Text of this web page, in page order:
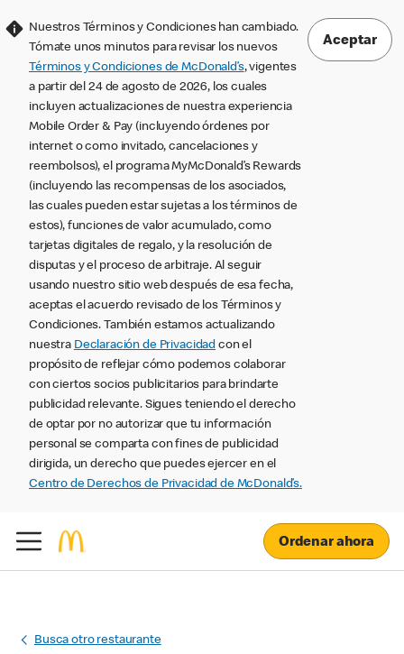
Nuestros Términos y Condiciones han cambiado.
Tómate unos minutos para revisar los nuevos
Términos y Condiciones de McDonald’s, vigentes
a partir del 24 de agosto de 2026, los cuales
incluyen actualizaciones de nuestra experiencia
Mobile Order & Pay (incluyendo órdenes por
internet o como invitado, cancelaciones y
reembolsos), el programa MyMcDonald’s Rewards
(incluyendo las recompensas de los asociados,
las cuales pueden estar sujetas a los términos de
estos), funciones de valor acumulado, como
tarjetas digitales de regalo, y la resolución de
disputas y el proceso de arbitraje. Al seguir
usando nuestro sitio web después de esa fecha,
aceptas el acuerdo revisado de los Términos y
Condiciones. También estamos actualizando
nuestra Declaración de Privacidad con el
propósito de reflejar cómo podemos colaborar
con ciertos socios publicitarios para brindarte
publicidad relevante. Sigues teniendo el derecho
de optar por no autorizar que tu información
personal se comparta con fines de publicidad
dirigida, un derecho que puedes ejercer en el
Centro de Derechos de Privacidad de McDonald’s.
Aceptar
Ordenar ahora
Busca otro restaurante